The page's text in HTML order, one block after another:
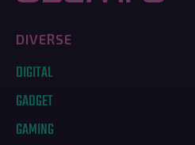
DIVERSE
DIGITAL
GADGET
GAMING